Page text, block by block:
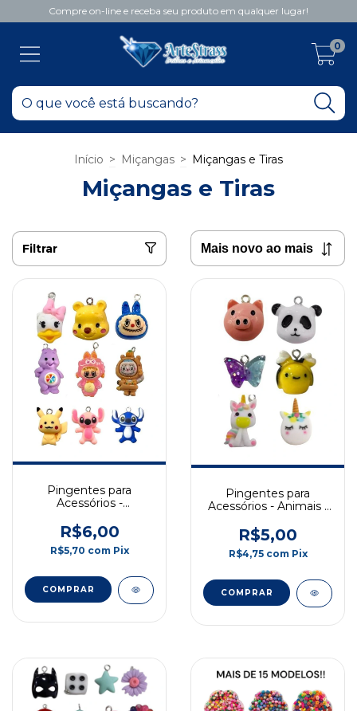
Compre on-line e receba seu produto em qualquer lugar!
0
Início > Miçangas > Miçangas e Tiras
Miçangas e Tiras
Filtrar
Pingentes para
Acessórios -
R$6,00
R$5,70 com Pix
COMPRAR
Pingentes para
Acessórios - Animais -
R$5,00
R$4,75 com Pix
COMPRAR